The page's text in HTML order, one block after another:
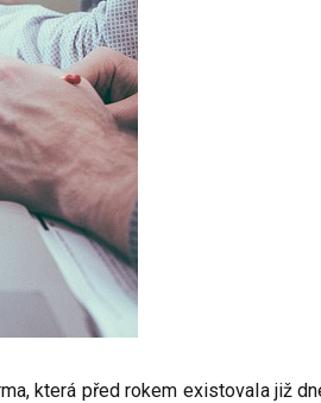
která před rokem existovala již